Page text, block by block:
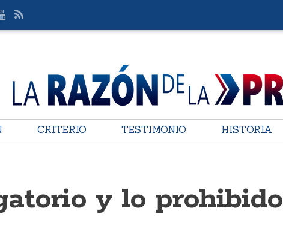
CRITERIO TESTIMONIO HISTORIA
y lo prohibido